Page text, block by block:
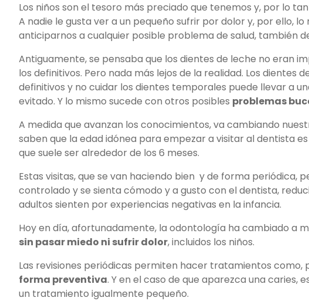
Los niños son el tesoro más preciado que tenemos y, por lo
A nadie le gusta ver a un pequeño sufrir por dolor y, por ello,
anticiparnos a cualquier posible problema de salud, también
Antiguamente, se pensaba que los dientes de leche no eran
los definitivos. Pero nada más lejos de la realidad. Los dientes
definitivos y no cuidar los dientes temporales puede llevar a
evitado. Y lo mismo sucede con otros posibles problemas
A medida que avanzan los conocimientos, va cambiando
saben que la edad idónea para empezar a visitar al dentista
que suele ser alrededor de los 6 meses.
Estas visitas, que se van haciendo bien y de forma periódica,
controlado y se sienta cómodo y a gusto con el dentista,
adultos sienten por experiencias negativas en la infancia.
Hoy en día, afortunadamente, la odontología ha cambiado a
sin pasar miedo ni sufrir dolor, incluidos los niños.
Las revisiones periódicas permiten hacer tratamientos como,
forma preventiva. Y en el caso de que aparezca una caries,
un tratamiento igualmente pequeño.